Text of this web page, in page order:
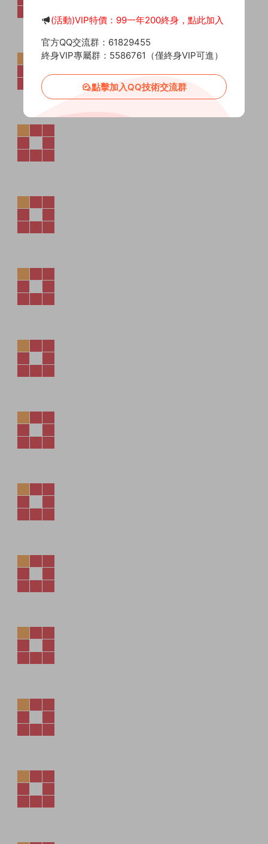
(活動)VIP特價：99一年200終身，點此加入
官方QQ交流群：61829455
終身VIP專屬群：5586761（僅終身VIP可進）
點擊加入QQ技術交流群